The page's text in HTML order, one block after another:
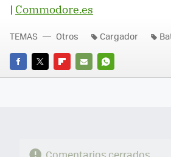
| Commodore.es
FACEBOOK
TWITTERFLIPBOARD
E-
WHATSAPP
TEMAS Otros Cargador